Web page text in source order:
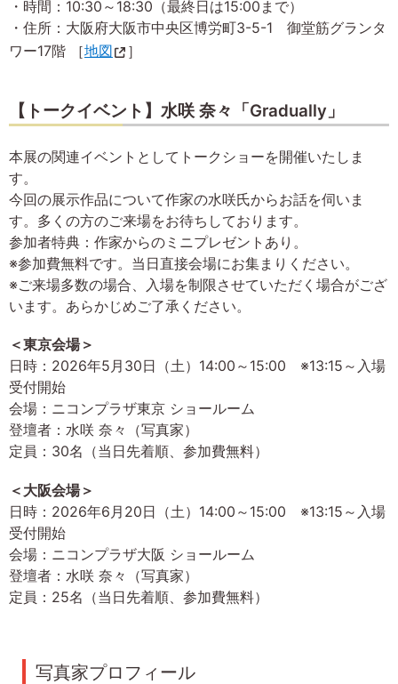
・時間：10:30～18:30（最終日は15:00まで）
・住所：大阪府大阪市中央区博労町3-5-1 御堂筋グランタ
ワー17階 ［地図 ］
【トークイベント】水咲 奈々「Gradually」
本展の関連イベントとしてトークショーを開催いたしま
す。
今回の展示作品について作家の水咲氏からお話を伺いま
す。多くの方のご来場をお待ちしております。
参加者特典：作家からのミニプレゼントあり。
※参加費無料です。当日直接会場にお集まりください。
※ご来場多数の場合、入場を制限させていただく場合がござ
います。あらかじめご了承ください。
＜東京会場＞
日時：2026年5月30日（土）14:00～15:00 ※13:15～入場
受付開始
会場：ニコンプラザ東京 ショールーム
登壇者：水咲 奈々（写真家）
定員：30名（当日先着順、参加費無料）
＜大阪会場＞
日時：2026年6月20日（土）14:00～15:00 ※13:15～入場
受付開始
会場：ニコンプラザ大阪 ショールーム
登壇者：水咲 奈々（写真家）
定員：25名（当日先着順、参加費無料）
写真家プロフィール